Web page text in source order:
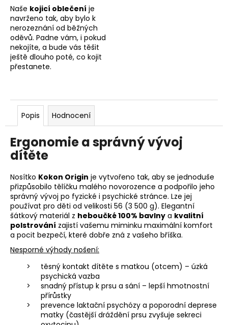
Naše kojicí oblečení je
navrženo tak, aby bylo k
nerozeznání od běžných
oděvů. Padne vám, i pokud
nekojíte, a bude vás těšit
ještě dlouho poté, co kojit
přestanete.
Popis Hodnocení
Ergonomie a správný vývoj
dítěte
Nosítko Kokon Origin je vytvořeno tak, aby se jednoduše
přizpůsobilo tělíčku malého novorozence a podpořilo jeho
správný vývoj po fyzické i psychické stránce. Lze jej
používat pro děti od velikosti 56 (3 500 g). Elegantní
šátkový materiál z heboučké 100% bavlny a kvalitní
polstrování zajistí vašemu miminku maximální komfort
a pocit bezpečí, které dobře zná z vašeho bříška.
Nesporné výhody nošení:
těsný kontakt dítěte s matkou (otcem) – úzká
psychická vazba
snadný přístup k prsu a sání – lepší hmotnostní
přírůstky
prevence laktační psychózy a poporodní deprese
matky (častější dráždění prsu zvyšuje sekreci